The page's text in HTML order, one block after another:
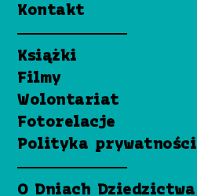
Kontakt
Książki
Filmy
Wolontariat
Fotorelacje
Polityka prywatności
O Dniach Dziedzictwa